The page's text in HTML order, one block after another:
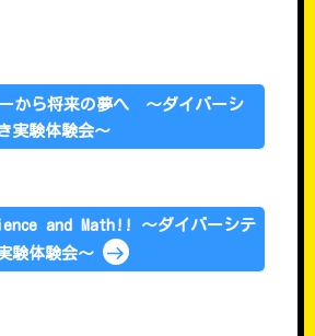
から将来の夢へ ～ダイバーシ
実験体験会～
and Math!! ～ダイバーシテ
験体験会～